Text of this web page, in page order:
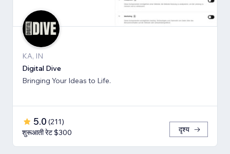
KA, IN
Digital Dive
Bringing Your Ideas to Life.
5.0 (211)
शुरूआती रेट $300
दृश्य